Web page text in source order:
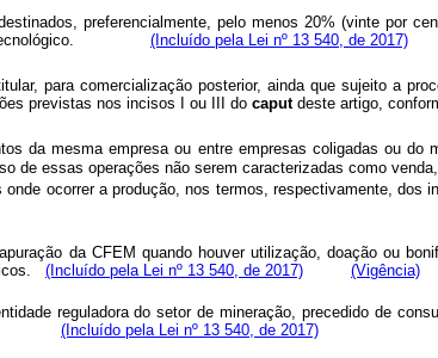
preferencialmente, pelo menos 20% (vinte por
e tecnológico. (Incluído pela Lei nº 13 540, de 2017)
para comercialização posterior, ainda que sujeito a
previstas nos incisos I ou III do caputdeste artigo,
da mesma empresa ou entre empresas coligadas ou
essas operações não serem caracterizadas como
ocorrer a produção, nos termos, respectivamente, dos
da CFEM quando houver utilização, doação ou
(Incluído pela Lei nº 13 540, de 2017) (Vigência)
reguladora do setor de mineração, precedido de
(Incluído pela Lei nº 13 540, de 2017)